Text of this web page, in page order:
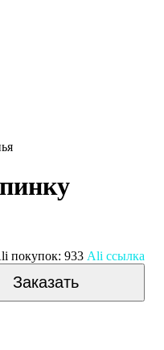
покупок: 933 Ali ссылка
Заказать